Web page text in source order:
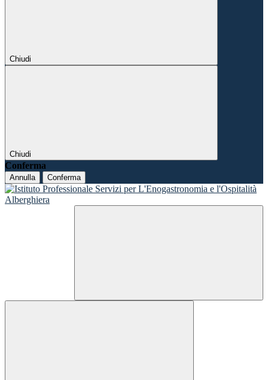
Chiudi
Chiudi
Conferma
Annulla Conferma